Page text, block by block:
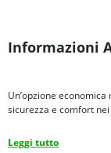
Informazioni
Un’opzione
sicurezza e comfort
Leggi tutto